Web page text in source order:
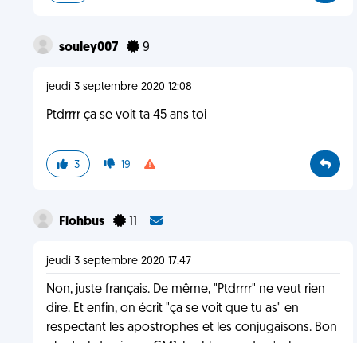
souley007 9
jeudi 3 septembre 2020 12:08
Ptdrrrr ça se voit ta 45 ans toi
3 19
Flohbus 11
jeudi 3 septembre 2020 17:47
Non, juste français. De même, "Ptdrrrr" ne veut rien
dire. Et enfin, on écrit "ça se voit que tu as" en
respectant les apostrophes et les conjugaisons. Bon